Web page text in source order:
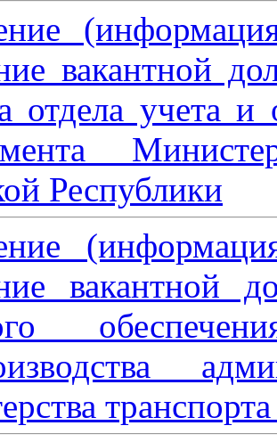
вакантной
отдела учета и
Республики
вакантной